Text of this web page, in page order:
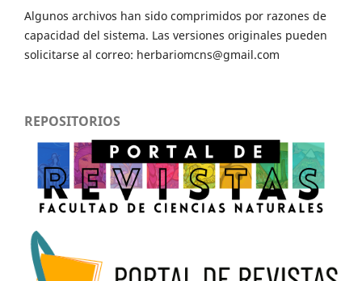
Algunos archivos han sido comprimidos por razones de
capacidad del sistema. Las versiones originales pueden
solicitarse al correo: herbariomcns@gmail.com
REPOSITORIOS